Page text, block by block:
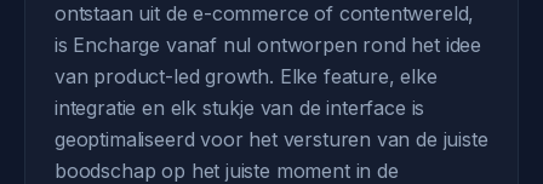
ontstaan uit de e-commerce of contentwereld,
is Encharge vanaf nul ontworpen rond het idee
van product-led growth. Elke feature, elke
integratie en elk stukje van de interface is
geoptimaliseerd voor het versturen van de juiste
boodschap op het juiste moment in de